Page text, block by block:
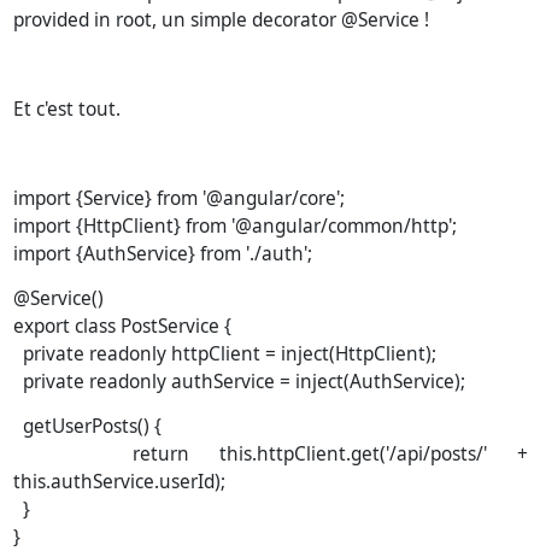
provided in root, un simple decorator @Service !
Et c'est tout.
import {Service} from '@angular/core';
import {HttpClient} from '@angular/common/http';
import {AuthService} from './auth';
@Service()
export class PostService {
private readonly httpClient = inject(HttpClient);
private readonly authService = inject(AuthService);
getUserPosts() {
return this.httpClient.get('/api/posts/' +
this.authService.userId);
}
}